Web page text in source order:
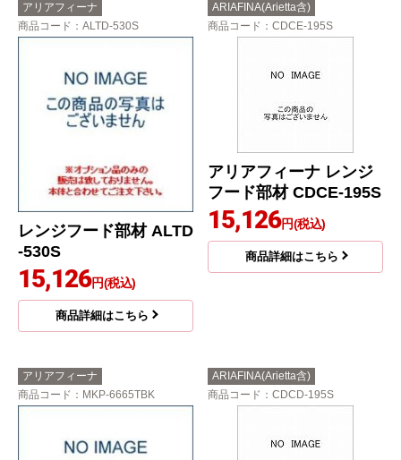
アリアフィーナ
商品コード ：ALTD-530S
レンジフード部材 ALTD
-530S
15,126円(税込)
商品詳細はこちら
ARIAFINA(Arietta含)
商品コード ：CDCE-195S
アリアフィーナ レンジ
フード部材 CDCE-195S
15,126円(税込)
商品詳細はこちら
アリアフィーナ
商品コード ：MKP-6665TBK
ARIAFINA(Arietta含)
商品コード ：CDCD-195S